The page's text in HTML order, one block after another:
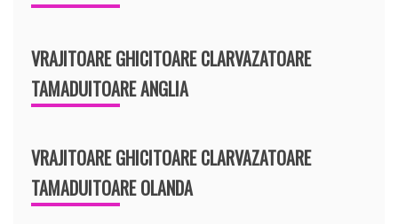
VRAJITOARE GHICITOARE CLARVAZATOARE
TAMADUITOARE ANGLIA
VRAJITOARE GHICITOARE CLARVAZATOARE
TAMADUITOARE OLANDA